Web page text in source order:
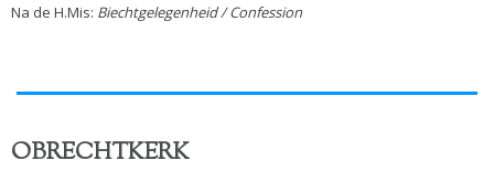
Na de H.Mis: Biechtgelegenheid / Confession
OBRECHTKERK